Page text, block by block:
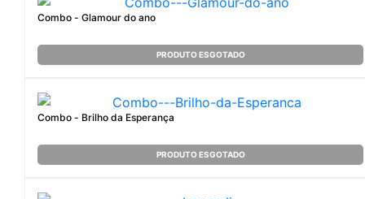
Combo - Glamour do ano
PRODUTO ESGOTADO
Combo - Brilho da Esperança
PRODUTO ESGOTADO